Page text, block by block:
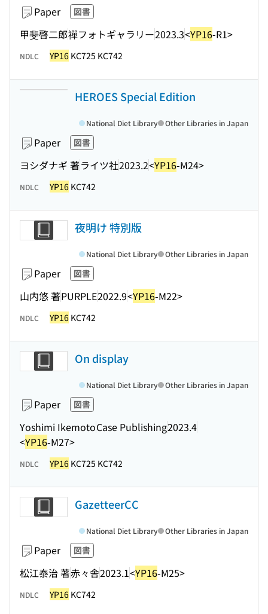
Paper 図書
甲斐啓二郎禪フォトギャラリー2023.3<YP16-R1>
NDLC YP16 KC725 KC742
HEROES Special Edition
Paper 図書
ヨシダナギ 著ライツ社2023.2<YP16-M24>
National Diet Library Other Libraries in Japan
NDLC YP16 KC742
夜明け 特別版
Paper 図書
山内悠 著PURPLE2022.9<YP16-M22>
National Diet Library Other Libraries in Japan
NDLC YP16 KC742
On display
Paper 図書
Yoshimi IkemotoCase Publishing2023.4
<YP16-M27>
National Diet Library Other Libraries in Japan
NDLC YP16 KC725 KC742
GazetteerCC
Paper 図書
松江泰治 著赤々舎2023.1<YP16-M25>
National Diet Library Other Libraries in Japan
NDLC YP16 KC742